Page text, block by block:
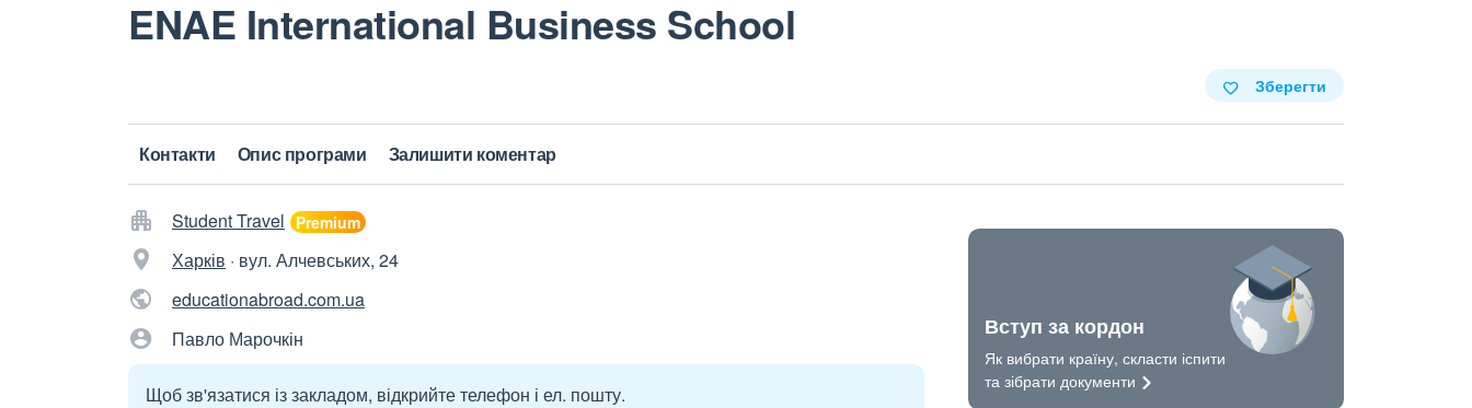
ENAE International Business School
Зберегти
Контакти Опис програми Залишити коментар
Student Travel
Харків · вул. Алчевських, 24
educationabroad.com.ua
Павло Марочкін
Щоб зв'язатися із закладом, відкрийте телефон і ел. пошту.
Вступ за кордон
Як вибрати країну, скласти іспити
та зібрати документи